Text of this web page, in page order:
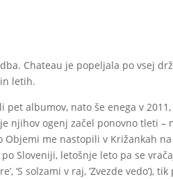
Chateau je popeljala po vsej
letih.
pet albumov, nato še enega v
njihov ogenj začel ponovno tleti –
Objemi me nastopili v Križankah
Sloveniji, letošnje leto pa se
‘S solzami v raj, ‘Zvezde